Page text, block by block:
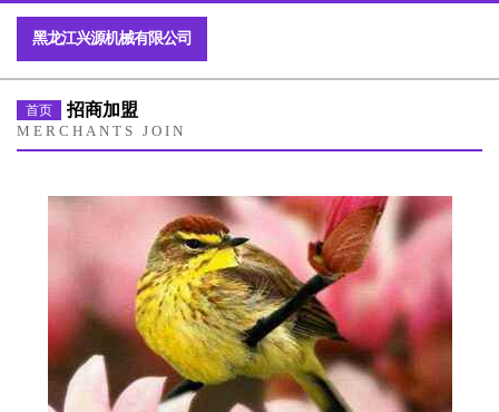
黑龙江兴源机械有限公司
首页 招商加盟
MERCHANTS JOIN